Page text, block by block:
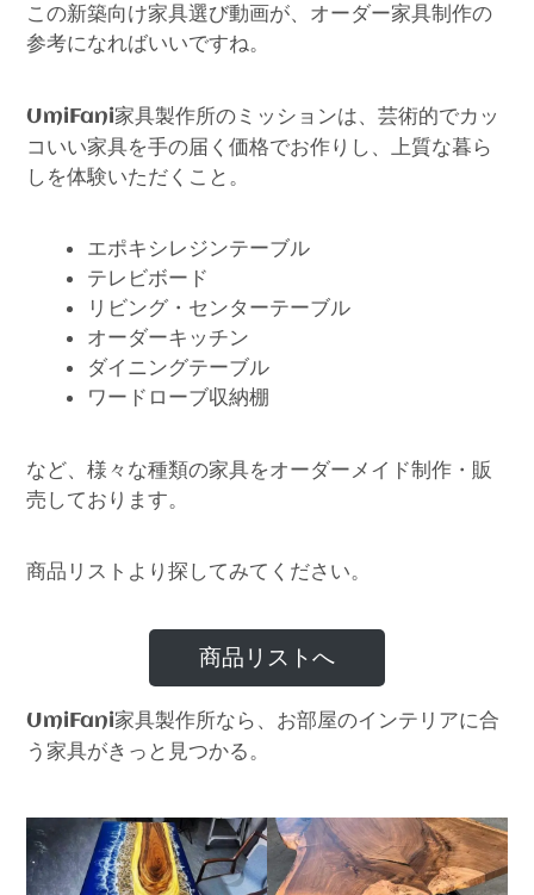
この新築向け家具選び動画が、オーダー家具制作の
参考になればいいですね。
UmiFani家具製作所のミッションは、芸術的でカッ
コいい家具を手の届く価格でお作りし、上質な暮ら
しを体験いただくこと。
エポキシレジンテーブル
テレビボード
リビング・センターテーブル
オーダーキッチン
ダイニングテーブル
ワードローブ収納棚
など、様々な種類の家具をオーダーメイド制作・販
売しております。
商品リストより探してみてください。
商品リストへ
UmiFani家具製作所なら、お部屋のインテリアに合
う家具がきっと見つかる。